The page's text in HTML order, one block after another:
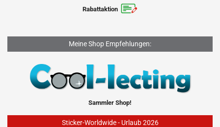
Rabattaktion
Meine Shop Empfehlungen:
Sammler Shop!
Sticker-Worldwide - Urlaub 2026